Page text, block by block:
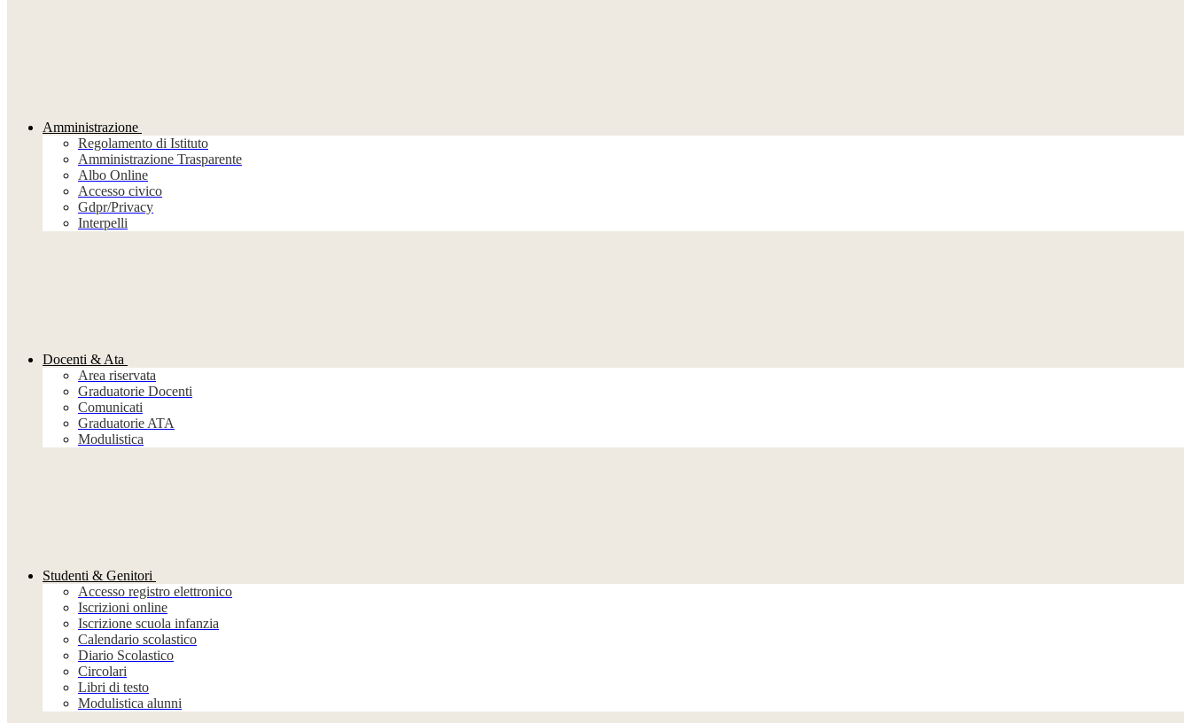
Amministrazione
Regolamento di Istituto
Amministrazione Trasparente
Albo Online
Accesso civico
Gdpr/Privacy
Interpelli
Docenti & Ata
Area riservata
Graduatorie Docenti
Comunicati
Graduatorie ATA
Modulistica
Studenti & Genitori
Accesso registro elettronico
Iscrizioni online
Iscrizione scuola infanzia
Calendario scolastico
Diario Scolastico
Circolari
Libri di testo
Modulistica alunni